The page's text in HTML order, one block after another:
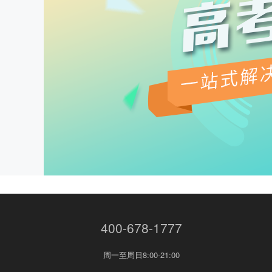
400-678-1777
周一至周日8:00-21:00